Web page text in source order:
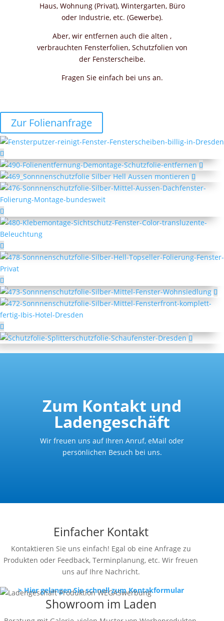
Haus, Wohnung (Privat), Wintergarten, Büro
oder Industrie, etc. (Gewerbe).
Aber, wir entfernen auch die alten ,
verbrauchten Fensterfolien, Schutzfolien von
der Fensterscheibe.
Fragen Sie einfach bei uns an.
Zur Folienanfrage
Zum Kontakt und
Ladengeschäft
Wir freuen uns auf Ihren Anruf, eMail oder
persönlichen Besuch bei uns.
Einfacher Kontakt
Kontaktieren Sie uns einfach! Egal ob eine Anfrage zu
Produkten oder Feedback, Terminplanung, etc. Wir freuen
uns auf Ihre Nachricht.
> Hier gelangen Sie schnell zum Kontakformular
Showroom im Laden